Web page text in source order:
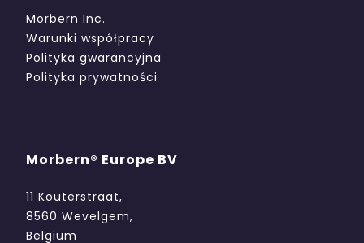
Morbern Inc.
Warunki współpracy
Polityka gwarancyjna
Polityka prywatności
Morbern® Europe BV
11 Kouterstraat,
8560 Wevelgem,
Belgium